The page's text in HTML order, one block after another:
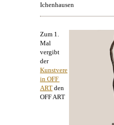
Ichenhausen
Zum 1.
Mal
vergibt
der
Kunstvere
in OFF
ART den
OFF ART